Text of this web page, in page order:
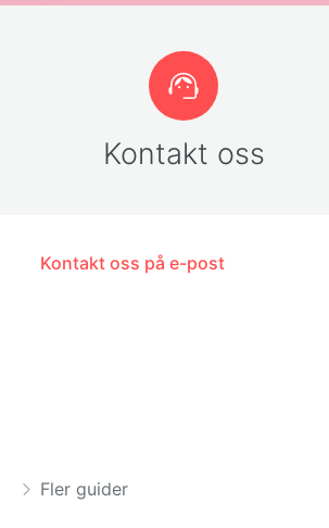
Kontakt oss
Kontakt oss på e-post
Fler guider